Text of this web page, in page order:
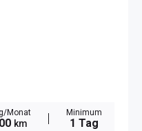
Monat
km
Minimum
1 Tag